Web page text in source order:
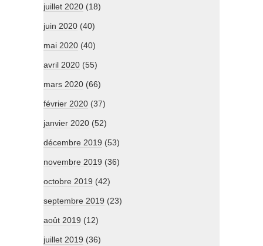
juillet 2020 (18)
juin 2020 (40)
mai 2020 (40)
avril 2020 (55)
mars 2020 (66)
février 2020 (37)
janvier 2020 (52)
décembre 2019 (53)
novembre 2019 (36)
octobre 2019 (42)
septembre 2019 (23)
août 2019 (12)
juillet 2019 (36)